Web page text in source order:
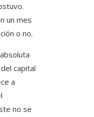
un mes
o no.
capital
a
no se